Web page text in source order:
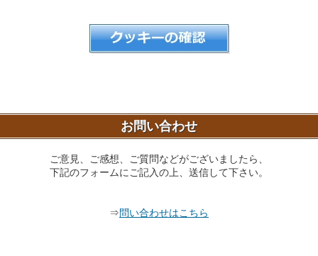
お問い合わせ
ご意見、ご感想、ご質問などがございましたら、
下記のフォームにご記入の上、送信して下さい。
⇒問い合わせはこちら